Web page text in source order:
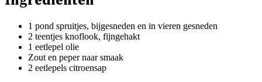
1 pond spruitjes, bijgesneden en in vieren gesneden
2 teentjes knoflook, fijngehakt
1 eetlepel olie
Zout en peper naar smaak
2 eetlepels citroensap